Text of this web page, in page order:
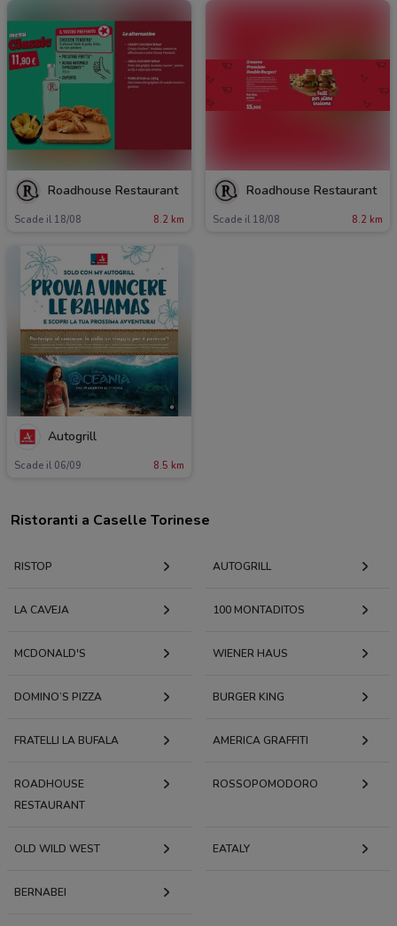
Roadhouse Restaurant
Scade il 18/08 8.2 km
Roadhouse Restaurant
Scade il 18/08 8.2 km
Autogrill
Scade il 06/09 8.5 km
Ristoranti a Caselle Torinese
RISTOP AUTOGRILL
LA CAVEJA 100 MONTADITOS
MCDONALD'S WIENER HAUS
DOMINO’S PIZZA BURGER KING
FRATELLI LA BUFALA AMERICA GRAFFITI
ROADHOUSE
RESTAURANT
ROSSOPOMODORO
OLD WILD WEST EATALY
BERNABEI